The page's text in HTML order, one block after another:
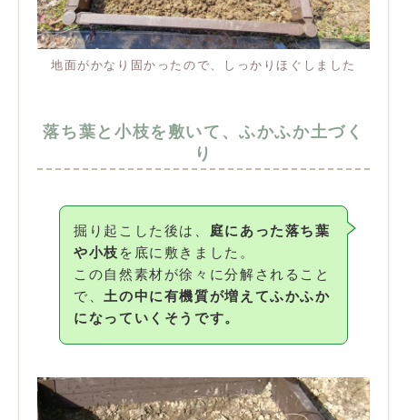
地面がかなり固かったので、しっかりほぐしました
落ち葉と小枝を敷いて、ふかふか土づく
り
掘り起こした後は、 庭にあった落ち葉
や小枝 を底に敷きました。
この自然素材が徐々に分解されること
で、 土の中に有機質が増えてふかふか
になっていくそうです。